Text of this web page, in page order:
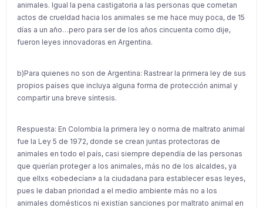
animales. Igual la pena castigatoria a las personas que cometan
actos de crueldad hacia los animales se me hace muy poca, de 15
días a un año…pero para ser de los años cincuenta como dije,
fueron leyes innovadoras en Argentina.
b)Para quienes no son de Argentina: Rastrear la primera ley de sus
propios países que incluya alguna forma de protección animal y
compartir una breve síntesis.
Respuesta: En Colombia la primera ley o norma de maltrato animal
fue la Ley 5 de 1972, donde se crean juntas protectoras de
animales en todo el país, casi siempre dependía de las personas
que querían proteger a los animales, más no de los alcaldes, ya
que ellxs «obedecían» a la ciudadana para establecer esas leyes,
pues le daban prioridad a el medio ambiente más no a los
animales domésticos ni existían sanciones por maltrato animal en